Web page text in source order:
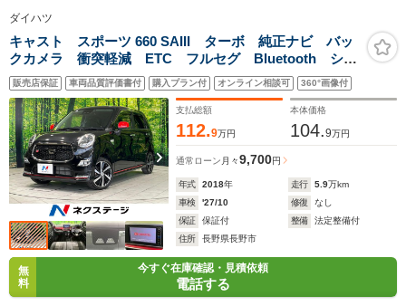
ダイハツ
キャスト スポーツ 660 SAIII ターボ 純正ナビ バッ
クカメラ 衝突軽減 ETC フルセグ Bluetooth シー
トヒーター LEDヘッド・フォグ オートエアコン オ
ートライト 革巻きステアリング アイドリングストッ
プ ステリモ
販売店保証 車両品質評価書付 購入プラン付 オンライン相談可 360°画像付
支払総額
112.9万円
本体価格
104.9万円
通常ローン 月々9,700円
年式 2018年 走行 5.9万km
車検
'27/10 修復
なし
保証
保証付 整備
法定整備付
住所
長野県長野市
無
料
今すぐ在庫確認・見積依頼
電話する